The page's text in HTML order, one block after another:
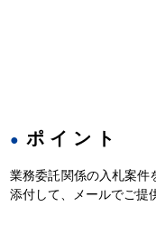
ポイント
業務委託関係の入札案件
添付して、メールでご提